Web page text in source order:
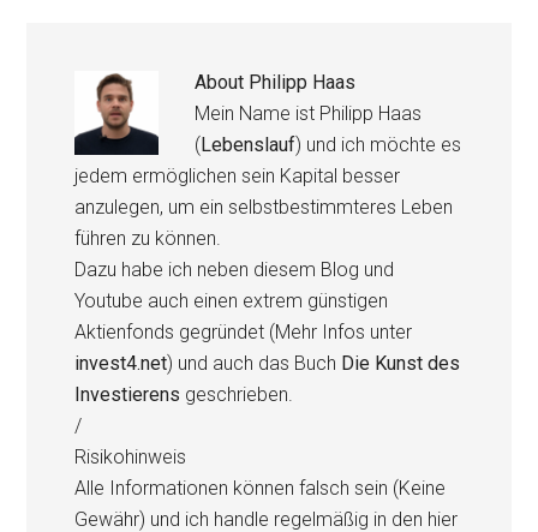
About Philipp Haas
Mein Name ist Philipp Haas
(Lebenslauf) und ich möchte es
jedem ermöglichen sein Kapital besser
anzulegen, um ein selbstbestimmteres Leben
führen zu können.
Dazu habe ich neben diesem Blog und
Youtube auch einen extrem günstigen
Aktienfonds gegründet (Mehr Infos unter
invest4.net) und auch das Buch Die Kunst des
Investierens geschrieben.
/
Risikohinweis
Alle Informationen können falsch sein (Keine
Gewähr) und ich handle regelmäßig in den hier